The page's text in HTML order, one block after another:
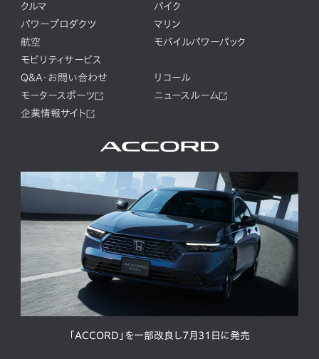
クルマ
バイク
パワープロダクツ
マリン
航空
モバイルパワーパック
モビリティサービス
Q&A・お問い合わせ
リコール
モータースポーツ
ニュースルーム
企業情報サイト
「ACCORD」を一部改良し7月31日に発売